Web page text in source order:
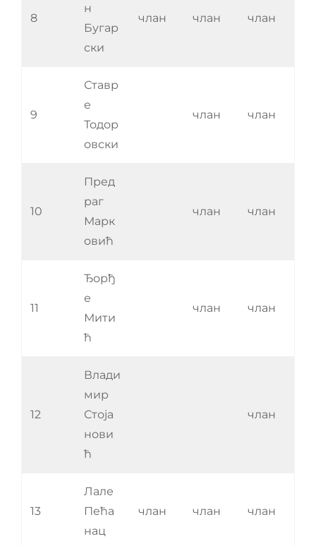
8
н
Бугар
ски
члан члан члан
9
Ставр
е
Тодор
овски
члан члан
10
Пред
раг
Марк
овић
члан члан
11
Ђорђ
е
Мити
ћ
члан члан
12
Влади
мир
Стоја
нови
ћ
члан
13
Лале
Пећа
нац
члан члан члан